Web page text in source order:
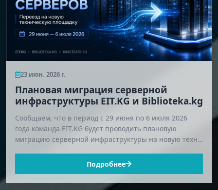
23 июн. 2026 г.
Плановая миграция серверной
инфраструктуры EIT.KG и Biblioteka.kg
Сообщаем, что в период с 29 июня по 6 июля 2026
года команда EIT.KG будет проводить плановую
миграцию серверной инфраструктуры на новую техн…
Подробнее